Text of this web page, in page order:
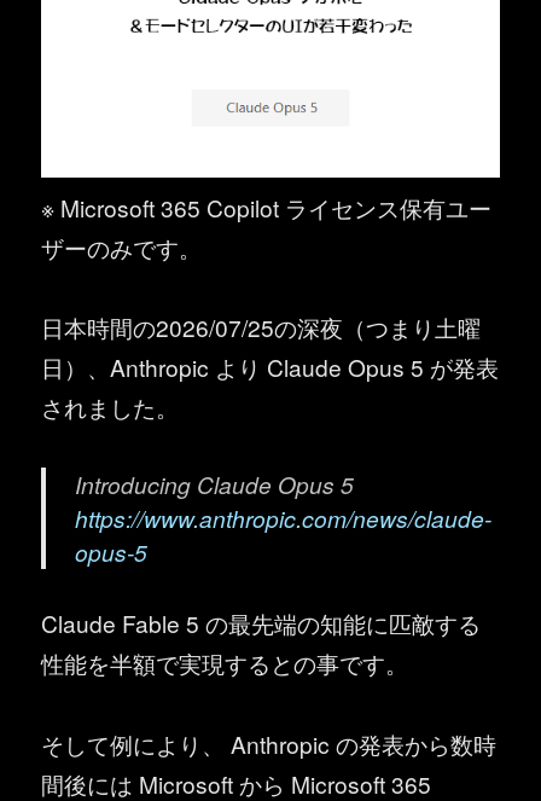
※ Microsoft 365 Copilot ライセンス保有ユー
ザーのみです。
日本時間の2026/07/25の深夜（つまり土曜
日）、Anthropic より Claude Opus 5 が発表
されました。
Introducing Claude Opus 5
https://www.anthropic.com/news/claude-
opus-5
Claude Fable 5 の最先端の知能に匹敵する
性能を半額で実現するとの事です。
そして例により、 Anthropic の発表から数時
間後には Microsoft から Microsoft 365